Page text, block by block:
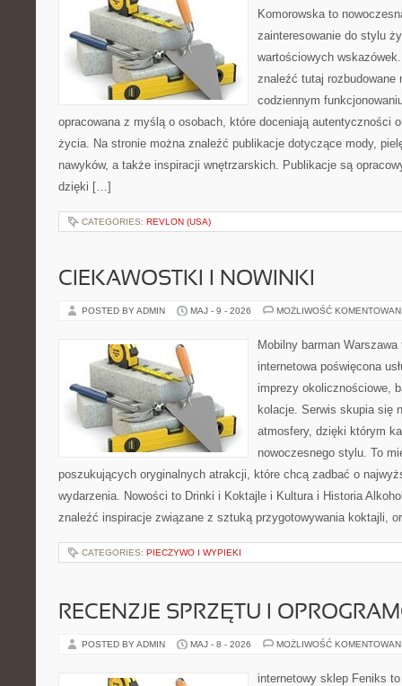
Komorowska to
zainteresowanie do stylu
wartościowych
znaleźć tutaj rozbudowane
codziennym
opracowana z myślą o osobach, które doceniają autentyczności
życia. Na stronie można znaleźć publikacje dotyczące mody,
nawyków, a także inspiracji wnętrzarskich. Publikacje są
dzięki […]
CATEGORIES: REVLON (USA)
CIEKAWOSTKI I NOWINKI
POSTED BY ADMIN MAJ - 9 - 2026 MOŻLIWOŚĆ
Mobilny barman
internetowa poświęcona
imprezy okolicznościowe,
kolacje. Serwis skupia się
atmosfery, dzięki którym
nowoczesnego stylu. To
poszukujących oryginalnych atrakcji, które chcą zadbać o
wydarzenia. Nowości to Drinki i Koktajle i Kultura i Historia
znaleźć inspiracje związane z sztuką przygotowywania koktajli,
CATEGORIES: PIECZYWO I WYPIEKI
RECENZJE SPRZĘTU I
POSTED BY ADMIN MAJ - 8 - 2026 MOŻLIWOŚĆ
internetowy sklep Feniks